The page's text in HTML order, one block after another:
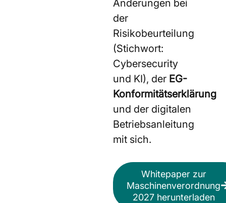
Änderungen bei
der
Risikobeurteilung
(Stichwort:
Cybersecurity
und KI), der EG-
Konformitätserklärung
und der digitalen
Betriebsanleitung
mit sich.
Whitepaper zur
Maschinenverordnung
2027 herunterladen